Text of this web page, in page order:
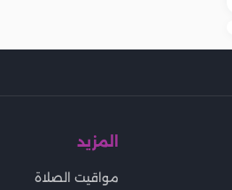
المزيد
مواقيت الصلاة